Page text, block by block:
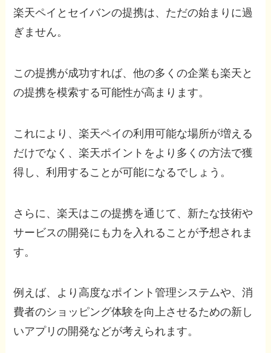
楽天ペイとセイバンの提携は、ただの始まりに過
ぎません。
この提携が成功すれば、他の多くの企業も楽天と
の提携を模索する可能性が高まります。
これにより、楽天ペイの利用可能な場所が増える
だけでなく、楽天ポイントをより多くの方法で獲
得し、利用することが可能になるでしょう。
さらに、楽天はこの提携を通じて、新たな技術や
サービスの開発にも力を入れることが予想されま
す。
例えば、より高度なポイント管理システムや、消
費者のショッピング体験を向上させるための新し
いアプリの開発などが考えられます。